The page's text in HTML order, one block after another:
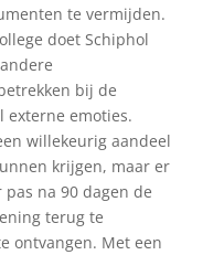
te vermijden.
doet Schiphol
bij de
externe emoties.
willekeurig aandeel
krijgen, maar er
na 90 dagen de
terug te
ontvangen. Met een